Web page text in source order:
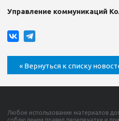
Управление коммуникаций
« Вернуться к списку
Любое использование материалов